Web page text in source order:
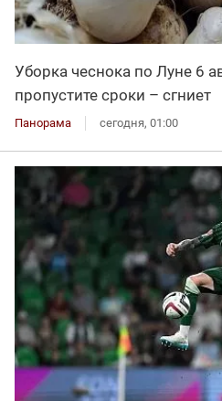
Уборка чеснока по Луне 6
пропустите сроки – сгниет
Панорама сегодня, 01:00